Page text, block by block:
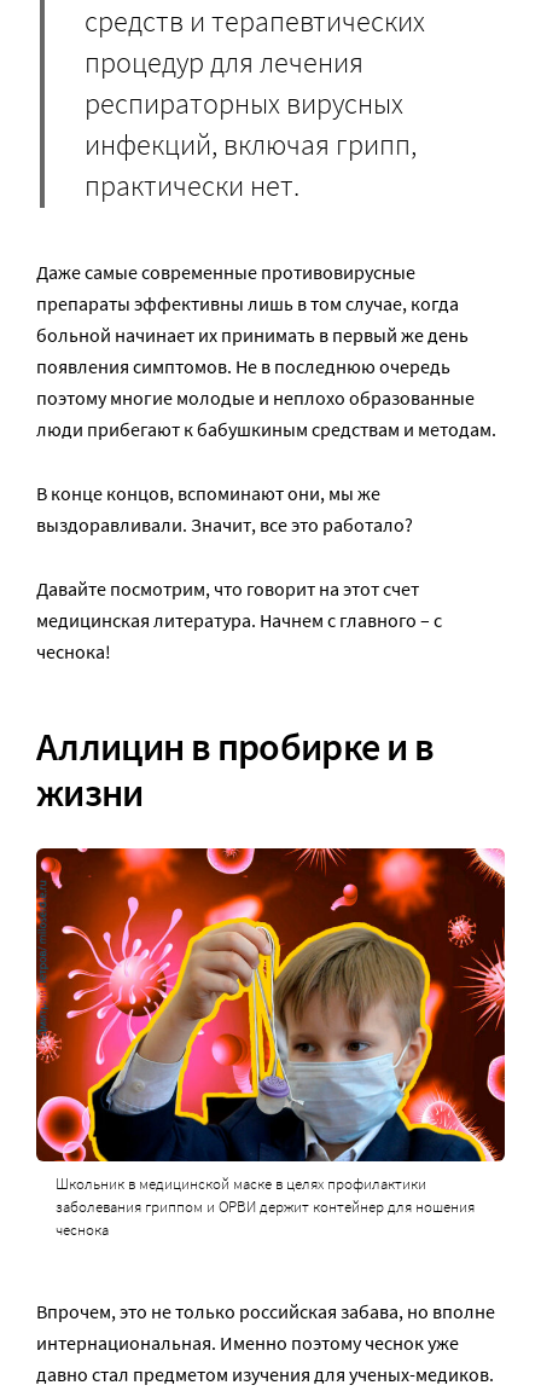
средств и терапевтических
процедур для лечения
респираторных вирусных
инфекций, включая грипп,
практически нет.
Даже самые современные противовирусные
препараты эффективны лишь в том случае, когда
больной начинает их принимать в первый же день
появления симптомов. Не в последнюю очередь
поэтому многие молодые и неплохо образованные
люди прибегают к бабушкиным средствам и методам.
В конце концов, вспоминают они, мы же
выздоравливали. Значит, все это работало?
Давайте посмотрим, что говорит на этот счет
медицинская литература. Начнем с главного – с
чеснока!
Аллицин в пробирке и в
жизни
Школьник в медицинской маске в целях профилактики
заболевания гриппом и ОРВИ держит контейнер для ношения
чеснока
Впрочем, это не только российская забава, но вполне
интернациональная. Именно поэтому чеснок уже
давно стал предметом изучения для ученых-медиков.